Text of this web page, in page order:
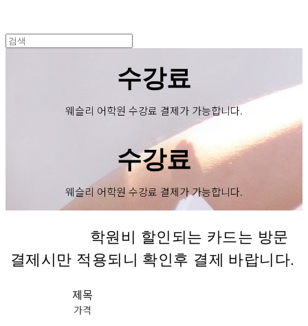
수강료
웨슬리 어학원 수강료 결제가 가능합니다.
수강료
웨슬리 어학원 수강료 결제가 가능합니다.
학원비 할인되는 카드는 방문
결제시만 적용되니 확인후 결제 바랍니다.
제목
가격